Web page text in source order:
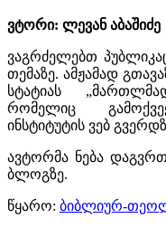
ვტორი: ლევან აბაშიძე
ვაგრძელებთ
თემაზე. ამჟამად
სტატიას
რომელიც
ინსტიტუტის ვებ
ავტორმა ნება
ბლოგზე.
წყარო: ბიბლიურ-